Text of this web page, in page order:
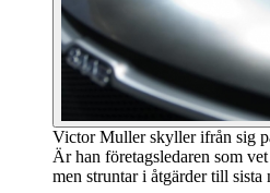
Victor Muller skyller ifrån sig
Är han företagsledaren som
men struntar i åtgärder till sista